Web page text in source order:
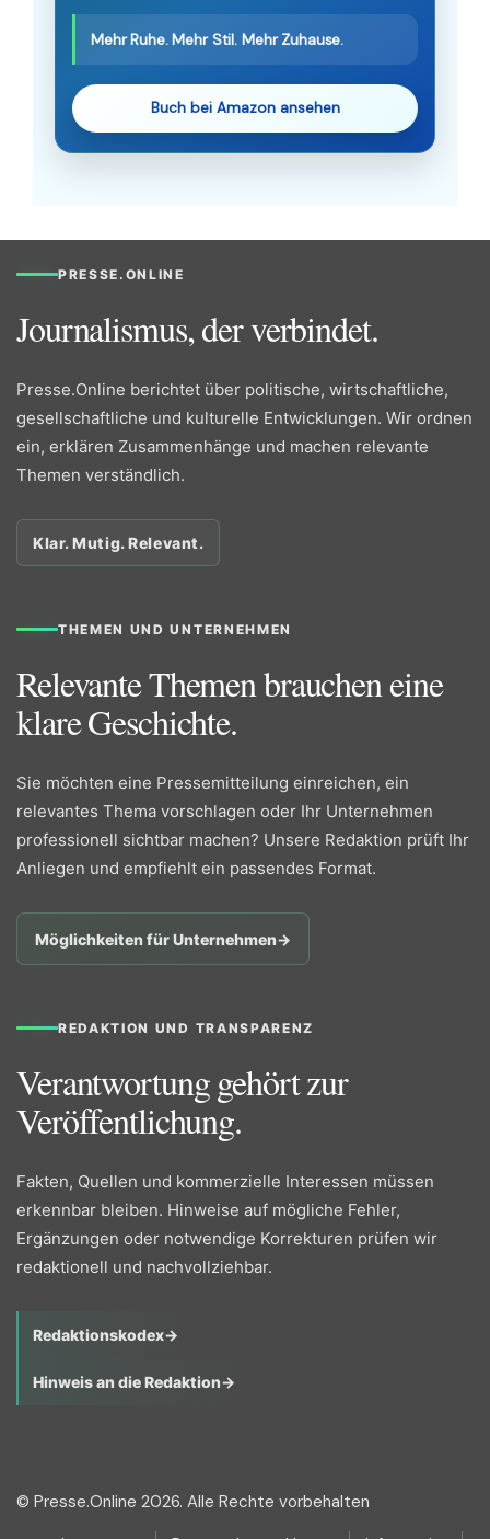
Mehr Ruhe. Mehr Stil. Mehr Zuhause.
Buch bei Amazon ansehen
PRESSE.ONLINE
Journalismus, der verbindet.
Presse.Online berichtet über politische, wirtschaftliche,
gesellschaftliche und kulturelle Entwicklungen. Wir ordnen
ein, erklären Zusammenhänge und machen relevante
Themen verständlich.
Klar. Mutig. Relevant.
THEMEN UND UNTERNEHMEN
Relevante Themen brauchen eine
klare Geschichte.
Sie möchten eine Pressemitteilung einreichen, ein
relevantes Thema vorschlagen oder Ihr Unternehmen
professionell sichtbar machen? Unsere Redaktion prüft Ihr
Anliegen und empfiehlt ein passendes Format.
Möglichkeiten für Unternehmen→
REDAKTION UND TRANSPARENZ
Verantwortung gehört zur
Veröffentlichung.
Fakten, Quellen und kommerzielle Interessen müssen
erkennbar bleiben. Hinweise auf mögliche Fehler,
Ergänzungen oder notwendige Korrekturen prüfen wir
redaktionell und nachvollziehbar.
Redaktionskodex→
Hinweis an die Redaktion→
© Presse.Online 2026. Alle Rechte vorbehalten